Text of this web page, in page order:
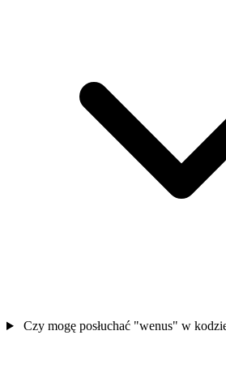
Czy mogę posłuchać "wenus" w